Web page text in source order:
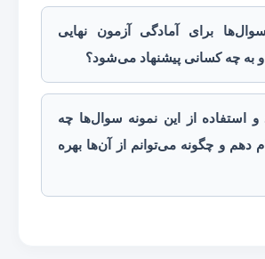
سوال‌ها برای آمادگی آزمون نهایی
چه کسانی پیشنهاد می‌شود؟
و استفاده از این نمونه سوال‌ها چه
دهم و چگونه می‌توانم از آن‌ها بهره